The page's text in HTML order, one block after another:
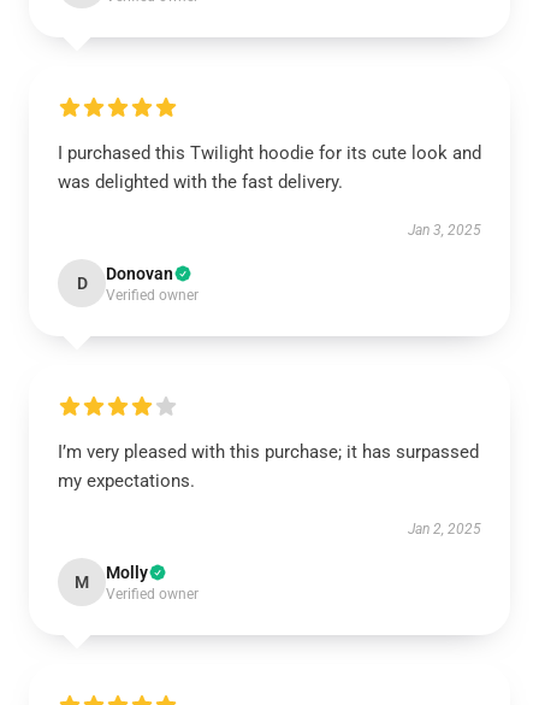
I purchased this Twilight hoodie for its cute look and
was delighted with the fast delivery.
Jan 3, 2025
D Donovan
Verified owner
I’m very pleased with this purchase; it has surpassed
my expectations.
Jan 2, 2025
M Molly
Verified owner